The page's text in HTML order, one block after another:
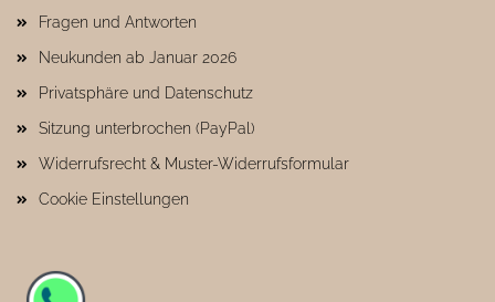
Fragen und Antworten
Neukunden ab Januar 2026
Privatsphäre und Datenschutz
Sitzung unterbrochen (PayPal)
Widerrufsrecht & Muster-Widerrufsformular
Cookie Einstellungen